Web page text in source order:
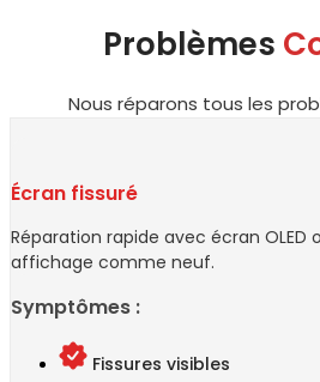
Problèmes
Nous réparons tous les
Écran fissuré
Réparation rapide avec écran OLED
affichage comme neuf.
Symptômes :
Fissures visibles